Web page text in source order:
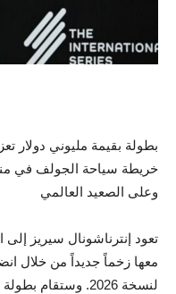
بطولة بقيمة مليوني دولار
خريطة سياحة الجولف في
وعلى الصعيد العالمي
تعود إنترناشونال سيريز
لنسخة 2026.